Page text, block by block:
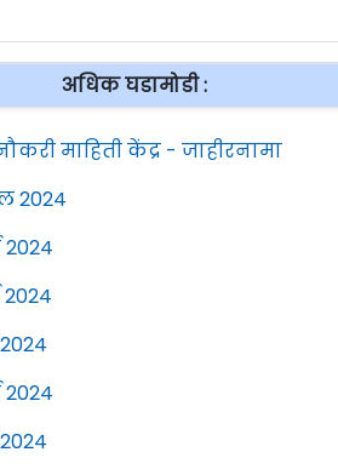
अधिक घडामोडी :
माहिती केंद्र - जाहीरनामा
2024